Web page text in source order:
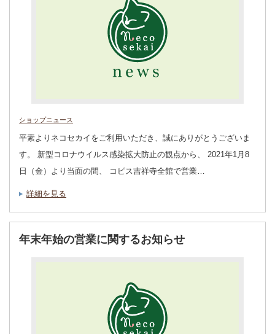
ショップニュース
平素よりネコセカイをご利用いただき、誠にありがとうございま
す。 新型コロナウイルス感染拡大防止の観点から、 2021年1月8
日（金）より当面の間、 コピス吉祥寺全館で営業…
詳細を見る
年末年始の営業に関するお知らせ